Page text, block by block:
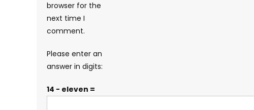
browser for the
next time I
comment.
Please enter an
answer in digits:
14 − eleven =